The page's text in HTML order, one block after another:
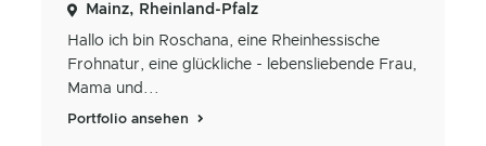
Mainz, Rheinland-Pfalz
Hallo ich bin Roschana, eine Rheinhessische
Frohnatur, eine glückliche - lebensliebende Frau,
Mama und...
Portfolio ansehen